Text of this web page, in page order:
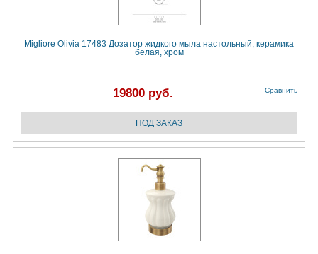
Migliore Olivia 17483 Дозатор жидкого мыла настольный, керамика
белая, хром
19800 руб. Сравнить